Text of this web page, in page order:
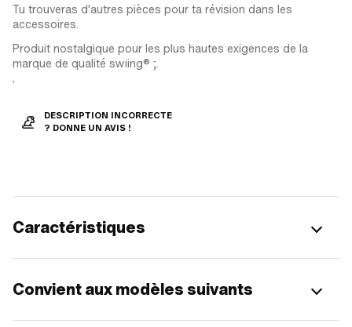
Tu trouveras d'autres pièces pour ta révision dans les
accessoires.
Produit nostalgique pour les plus hautes exigences de la
marque de qualité swiing® ;.
.
DESCRIPTION INCORRECTE
? DONNE UN AVIS !
Caractéristiques
Convient aux modèles suivants